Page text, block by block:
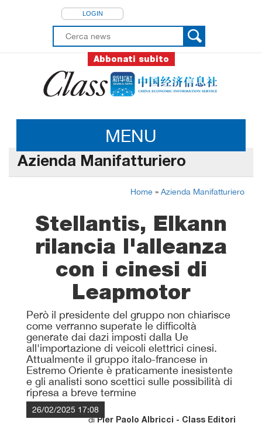
LOGIN
Abbonati subito
MENU
Azienda Manifatturiero
Home » Azienda Manifatturiero
Stellantis, Elkann
rilancia l'alleanza
con i cinesi di
Leapmotor
Però il presidente del gruppo non chiarisce
come verranno superate le difficoltà
generate dai dazi imposti dalla Ue
all'importazione di veicoli elettrici cinesi.
Attualmente il gruppo italo-francese in
Estremo Oriente è praticamente inesistente
e gli analisti sono scettici sulle possibilità di
ripresa a breve termine
26/02/2025 17:08
diPier Paolo Albricci - Class Editori